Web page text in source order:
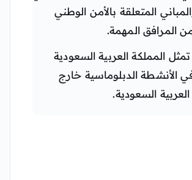
المتعلقة بالأمن الوطني
المرافق المهمة.
تمثل المملكة العربية السعودية
الأنشطة الدبلوماسية خارج
السعودية.